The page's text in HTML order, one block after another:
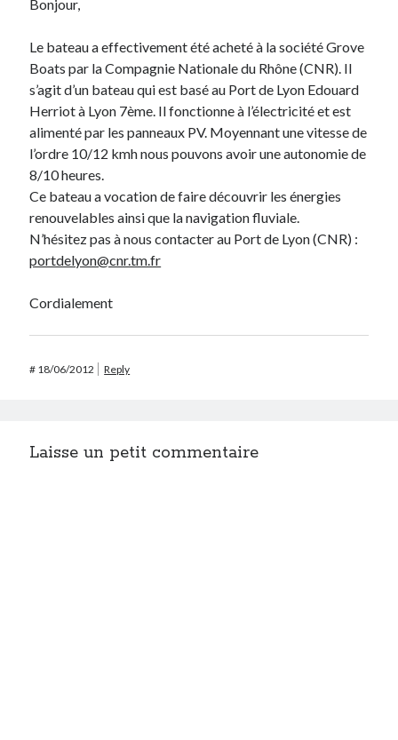
Bonjour,
Le bateau a effectivement été acheté à la société Grove
Boats par la Compagnie Nationale du Rhône (CNR). Il
s’agit d’un bateau qui est basé au Port de Lyon Edouard
Herriot à Lyon 7ème. Il fonctionne à l’électricité et est
alimenté par les panneaux PV. Moyennant une vitesse de
l’ordre 10/12 kmh nous pouvons avoir une autonomie de
8/10 heures.
Ce bateau a vocation de faire découvrir les énergies
renouvelables ainsi que la navigation fluviale.
N’hésitez pas à nous contacter au Port de Lyon (CNR) :
portdelyon@cnr.tm.fr
Cordialement
# 18/06/2012 Reply
Laisse un petit commentaire